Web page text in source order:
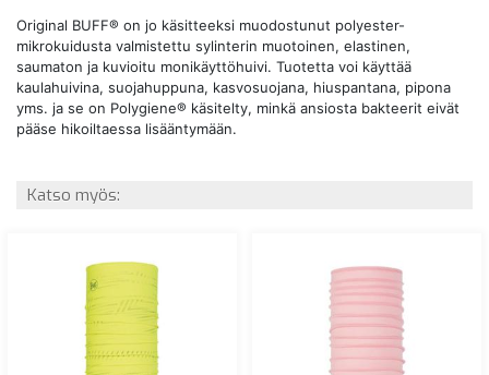
Original BUFF® on jo käsitteeksi muodostunut polyester-
mikrokuidusta valmistettu sylinterin muotoinen, elastinen,
saumaton ja kuvioitu monikäyttöhuivi. Tuotetta voi käyttää
kaulahuivina, suojahuppuna, kasvosuojana, hiuspantana, pipona
yms. ja se on Polygiene® käsitelty, minkä ansiosta bakteerit eivät
pääse hikoiltaessa lisääntymään.
Katso myös: